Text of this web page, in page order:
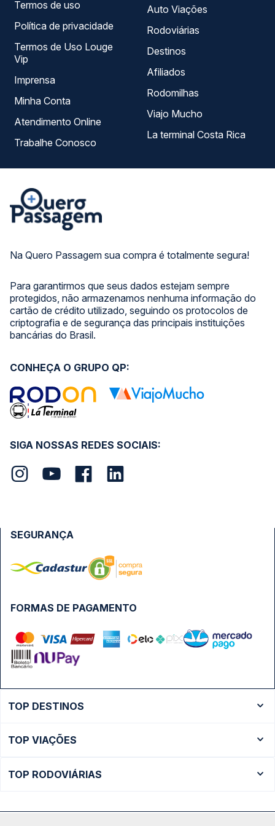
Na Quero Passagem sua compra é totalmente segura!
Para garantirmos que seus dados estejam sempre
protegidos, não armazenamos nenhuma informação do
cartão de crédito utilizado, seguindo os protocolos de
criptografia e de segurança das principais instituições
bancárias do Brasil.
Termos de uso
Política de privacidade
Termos de Uso Louge
Vip
Imprensa
Minha Conta
Atendimento Online
Trabalhe Conosco
Auto Viações
Rodoviárias
Destinos
Afiliados
Rodomilhas
Viajo Mucho
La terminal Costa Rica
SIGA NOSSAS REDES SOCIAIS:
CONHEÇA O GRUPO QP:
FORMAS DE PAGAMENTO
SEGURANÇA
TOP DESTINOS
Ônibus São Paulo
TOP VIAÇÕES
TOP RODOVIÁRIAS